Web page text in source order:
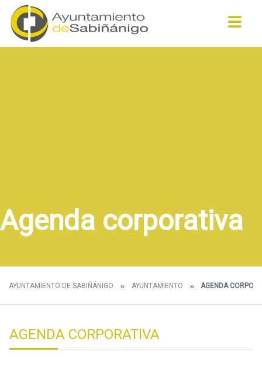
Agenda corporativa
AYUNTAMIENTO DE SABIÑÁNIGO AYUNTAMIENTO AGENDA
AGENDA CORPORATIVA